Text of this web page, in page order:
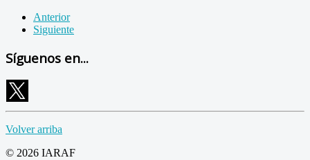
Anterior
Siguiente
Síguenos en...
Volver arriba
© 2026 IARAF